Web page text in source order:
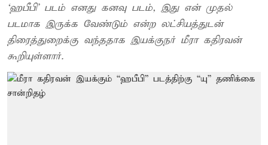
‘ஹபீபி’ படம் எனது கனவு படம், இது என் முதல்
படமாக இருக்க வேண்டும் என்ற லட்சியத்துடன்
திரைத்துறைக்கு வந்ததாக இயக்குநர் மீரா கதிரவன்
கூறியுள்ளார்.